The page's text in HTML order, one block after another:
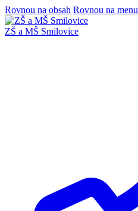
Rovnou na obsah Rovnou na menu
ZŠ a MŠ Smilovice